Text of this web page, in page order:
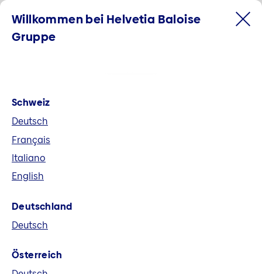
Willkommen bei der Helvetia
Baloise Gruppe
Allbranchenversicherer der Schweiz und
Willkommen bei Helvetia Baloise
Gruppe
Schweiz
Deutsch
Français
Italiano
English
Deutschland
Deutsch
Österreich